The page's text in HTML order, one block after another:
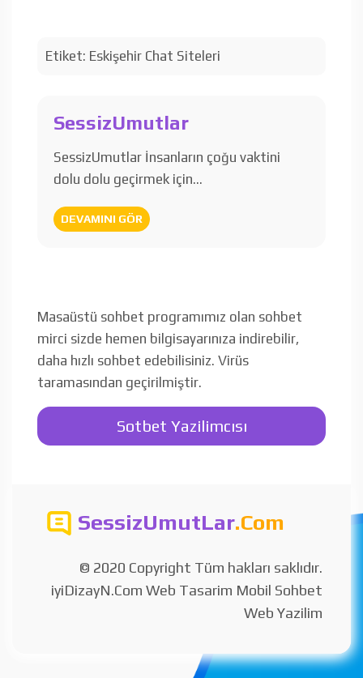
Etiket: Eskişehir Chat Siteleri
SessizUmutlar
SessizUmutlar İnsanların çoğu vaktini
dolu dolu geçirmek için…
DEVAMINI GÖR
Masaüstü sohbet programımız olan sohbet
mirci sizde hemen bilgisayarınıza indirebilir,
daha hızlı sohbet edebilisiniz. Virüs
taramasından geçirilmiştir.
Sotbet Yazilimcısı
SessizUmutLar.Com
© 2020 Copyright Tüm hakları saklıdır.
iyiDizayN.Com Web Tasarim Mobil Sohbet
Web Yazilim